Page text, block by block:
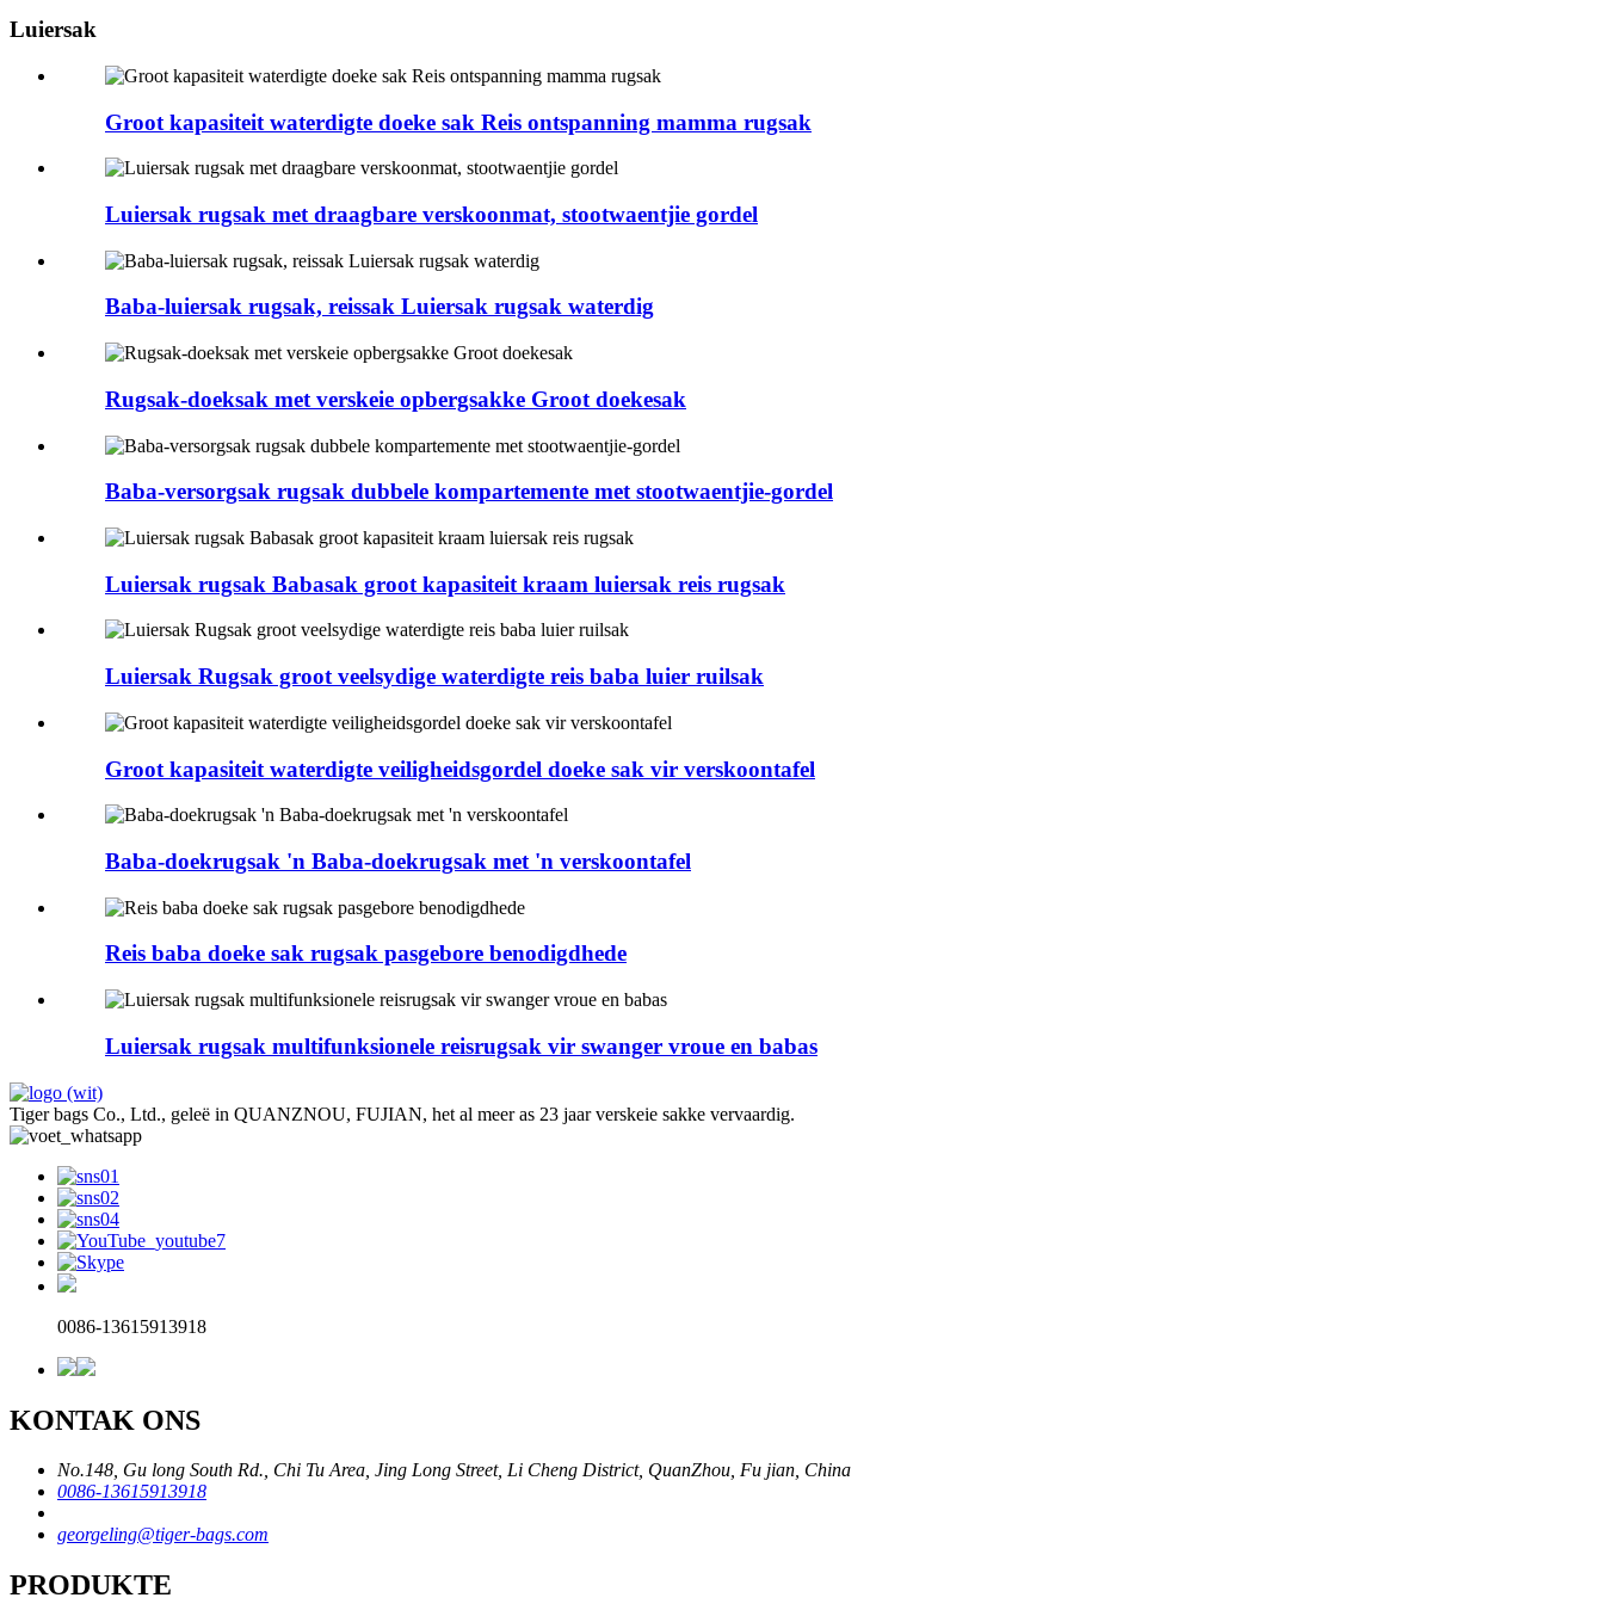
Luiersak
Groot kapasiteit waterdigte doeke sak Reis ontspanning mamma rugsak
Luiersak rugsak met draagbare verskoonmat, stootwaentjie gordel
Baba-luiersak rugsak, reissak Luiersak rugsak waterdig
Rugsak-doeksak met verskeie opbergsakke Groot doekesak
Baba-versorgsak rugsak dubbele kompartemente met stootwaentjie-gordel
Luiersak rugsak Babasak groot kapasiteit kraam luiersak reis rugsak
Luiersak Rugsak groot veelsydige waterdigte reis baba luier ruilsak
Groot kapasiteit waterdigte veiligheidsgordel doeke sak vir verskoontafel
Baba-doekrugsak 'n Baba-doekrugsak met 'n verskoontafel
Reis baba doeke sak rugsak pasgebore benodigdhede
Luiersak rugsak multifunksionele reisrugsak vir swanger vroue en babas
Tiger bags Co., Ltd., geleë in QUANZNOU, FUJIAN, het al meer as 23 jaar verskeie sakke vervaardig.
0086-13615913918
KONTAK ONS
No.148, Gu long South Rd., Chi Tu Area, Jing Long Street, Li Cheng District, QuanZhou, Fu jian, China
0086-13615913918
georgeling@tiger-bags.com
PRODUKTE